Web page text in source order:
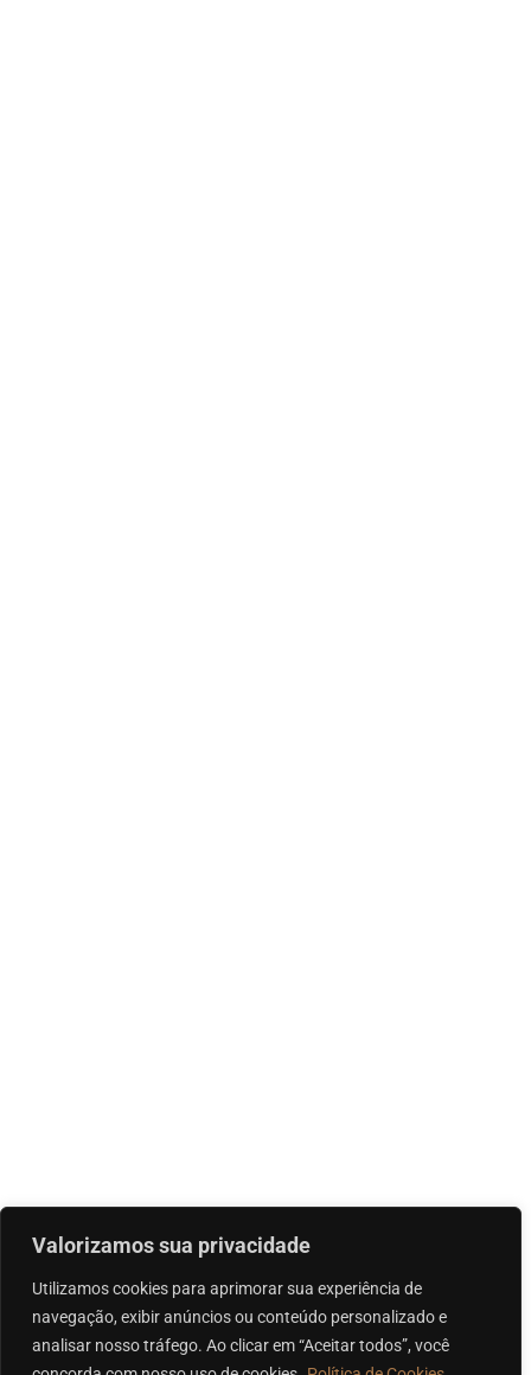
Valorizamos sua privacidade
Utilizamos cookies para aprimorar sua experiência de
navegação, exibir anúncios ou conteúdo personalizado e
analisar nosso tráfego. Ao clicar em “Aceitar todos”, você